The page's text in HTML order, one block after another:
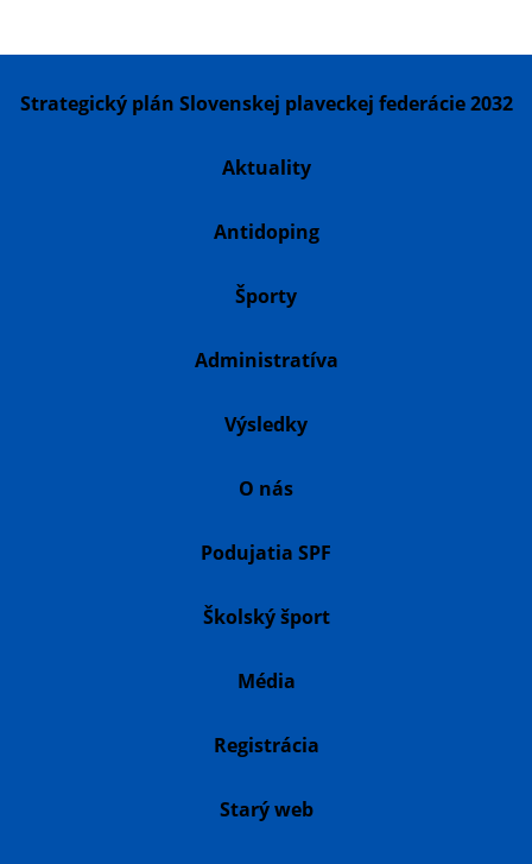
Strategický plán Slovenskej plaveckej federácie 2032
Aktuality
Antidoping
Športy
Administratíva
Výsledky
O nás
Podujatia SPF
Školský šport
Média
Registrácia
Starý web